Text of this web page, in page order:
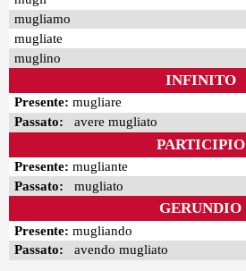
mugliamo
mugliate
muglino
INFINITO
Presente: mugliare
Passato: avere mugliato
PARTICIPIO
Presente: mugliante
Passato: mugliato
GERUNDIO
Presente: mugliando
Passato: avendo mugliato